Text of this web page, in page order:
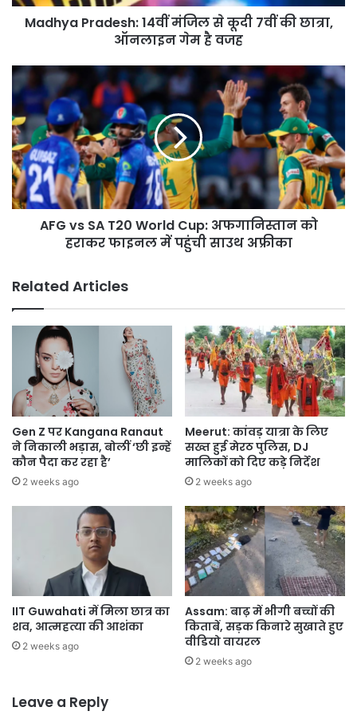
छात्रा,
ऑनलाइन
वजह
Madhya Pradesh: 14वीं मंजिल से कूदी 7वीं की छात्रा,
ऑनलाइन गेम है वजह
AFG
vs
SA
T20
World
Cup:
अफगानिस्तान
को
हराकर
अफ्रीका
AFG vs SA T20 World Cup: अफगानिस्तान को
हराकर फाइनल में पहुंची साउथ अफ्रीका
Related Articles
Gen Z पर Kangana Ranaut
ने निकाली भड़ास, बोलीं ‘छी इन्हें
कौन पैदा कर रहा है’
2 weeks ago
Meerut: कांवड़ यात्रा के लिए
सख्त हुई मेरठ पुलिस, DJ
मालिकों को दिए कड़े निर्देश
2 weeks ago
IIT Guwahati में मिला छात्र का
शव, आत्महत्या की आशंका
2 weeks ago
Assam: बाढ़ में भीगी बच्चों की
किताबें, सड़क किनारे सुखाते हुए
वीडियो वायरल
2 weeks ago
Leave a Reply